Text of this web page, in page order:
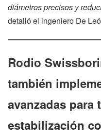
diámetros precisos y
detalló el ingeniero De
Rodio
también
avanzadas para
estabilización